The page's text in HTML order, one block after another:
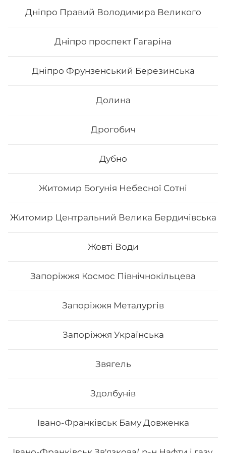
Дніпро Правий Володимира Великого
Дніпро проспект Гагаріна
Дніпро Фрунзенський Березинська
Долина
Дрогобич
Дубно
Житомир Богунія Небесної Сотні
Житомир Центральний Велика Бердичівська
Жовті Води
Запоріжжя Космос Північнокільцева
Запоріжжя Металургів
Запоріжжя Українська
Звягель
Здолбунів
Івано-Франківськ Баму Довженка
195₴
Рол Фудзіяма
Вага: 336 г Склад: Рис, Норі, Крем-сир, Авокадо, Ікра
255
Рол Кіото